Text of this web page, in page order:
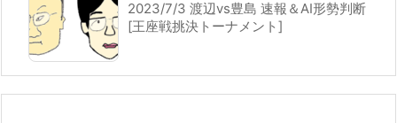
2023/7/3 渡辺vs豊島 速報＆AI形勢判断
[王座戦挑決トーナメント]